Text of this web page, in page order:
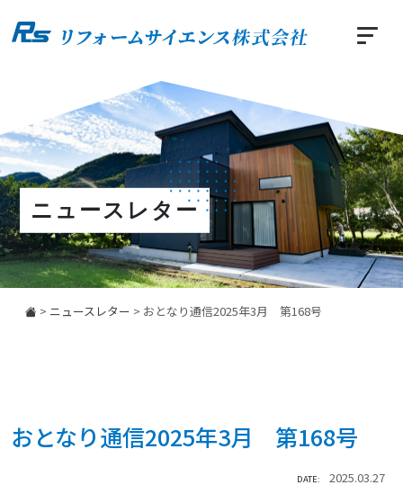
ニュースレター
> ニュースレター > おとなり通信2025年3月 第168号
おとなり通信2025年3月 第168号
DATE: 2025.03.27